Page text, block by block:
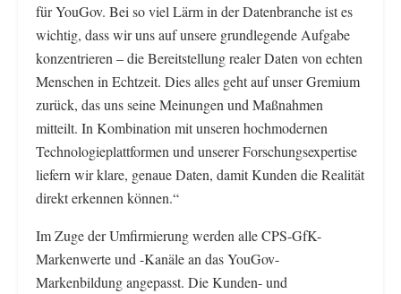
für YouGov. Bei so viel Lärm in der Datenbranche ist es
wichtig, dass wir uns auf unsere grundlegende Aufgabe
konzentrieren – die Bereitstellung realer Daten von echten
Menschen in Echtzeit. Dies alles geht auf unser Gremium
zurück, das uns seine Meinungen und Maßnahmen
mitteilt. ‌In Kombination mit unseren hochmodernen
Technologieplattformen und unserer Forschungsexpertise
liefern wir klare, genaue Daten, damit Kunden die Realität
direkt erkennen können.“
Im Zuge der Umfirmierung werden alle CPS-GfK-
Markenwerte und -Kanäle an das YouGov-
Markenbildung angepasst. Die Kunden- und